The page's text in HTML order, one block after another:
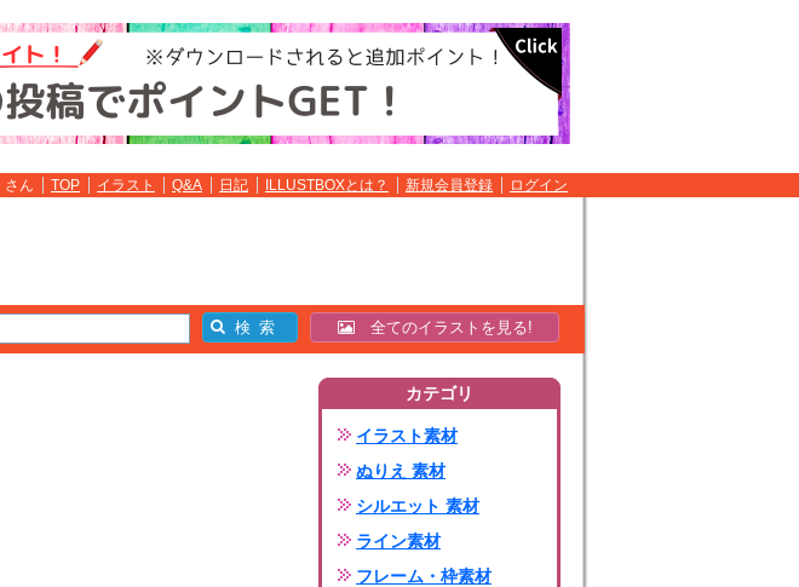
さん TOP イラスト Q&A 日記 ILLUSTBOXとは？ 新規会員登録 ログイン
全てのイラストを見る!
カテゴリ
イラスト素材
ぬりえ 素材
シルエット 素材
ライン素材
フレーム・枠素材